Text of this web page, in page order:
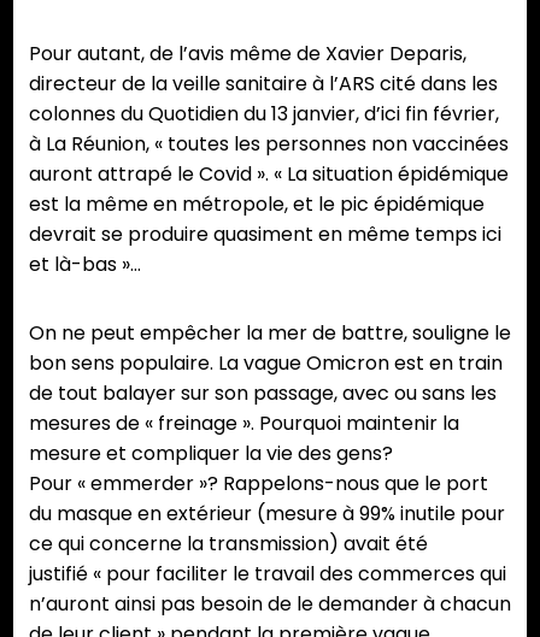
Pour autant, de l’avis même de Xavier Deparis,
directeur de la veille sanitaire à l’ARS cité dans les
colonnes du Quotidien du 13 janvier, d’ici fin février,
à La Réunion, « toutes les personnes non vaccinées
auront attrapé le Covid ». « La situation épidémique
est la même en métropole, et le pic épidémique
devrait se produire quasiment en même temps ici
et là-bas »…
On ne peut empêcher la mer de battre, souligne le
bon sens populaire. La vague Omicron est en train
de tout balayer sur son passage, avec ou sans les
mesures de « freinage ». Pourquoi maintenir la
mesure et compliquer la vie des gens?
Pour « emmerder »? Rappelons-nous que le port
du masque en extérieur (mesure à 99% inutile pour
ce qui concerne la transmission) avait été
justifié « pour faciliter le travail des commerces qui
n’auront ainsi pas besoin de le demander à chacun